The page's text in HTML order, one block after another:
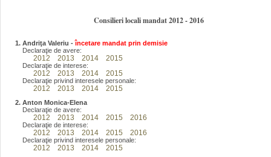
Consilieri locali mandat 2012 - 2016
1. Andriţa Valeriu -încetare mandat prin demisie
Declaraţie de avere:
2012 2013 2014 2015
Declaraţie de interese:
2012 2013 2014 2015
Declaraţie privind interesele personale:
2012 2013 2014 2015
2. Anton Monica-Elena
Declaraţie de avere:
2012 2013 2014 2015 2016
Declaraţie de interese:
2012 2013 2014 2015 2016
Declaraţie privind interesele personale:
2012 2013 2014 2015